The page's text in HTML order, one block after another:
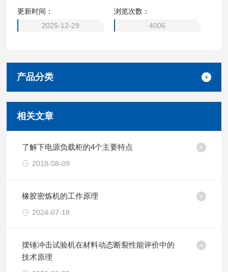
更新时间：
2025-12-29
浏览次数：
4006
产品分类
相关文章
了解下电源负载柜的4个主要特点
2018-08-09
橡胶密炼机的工作原理
2024-07-18
摆锤冲击试验机在材料动态断裂性能评价中的
技术原理